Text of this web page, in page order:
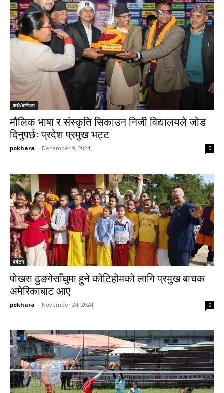
अर्थ/बाणिज्य
मौलिक भाषा र संस्कृति सिकाउन निजी विद्यालयले जोड
दिनुपर्छः प्रदेश प्रमुख भट्ट
pokhara - December 9, 2024 0
पर्यटन
पोखरा ढुङगेसाँघुमा हुने कोटिहोमको लागि प्रमुख बाचक
अमेरिकाबाट आए
pokhara - November 24, 2024 0